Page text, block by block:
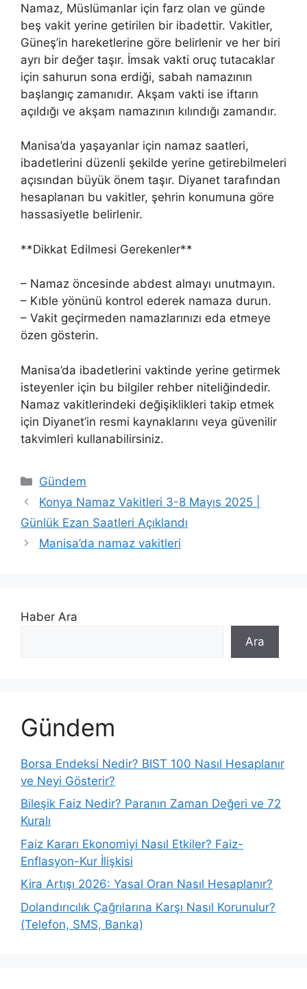
Namaz, Müslümanlar için farz olan ve günde
beş vakit yerine getirilen bir ibadettir. Vakitler,
Güneş’in hareketlerine göre belirlenir ve her biri
ayrı bir değer taşır. İmsak vakti oruç tutacaklar
için sahurun sona erdiği, sabah namazının
başlangıç zamanıdır. Akşam vakti ise iftarın
açıldığı ve akşam namazının kılındığı zamandır.
Manisa’da yaşayanlar için namaz saatleri,
ibadetlerini düzenli şekilde yerine getirebilmeleri
açısından büyük önem taşır. Diyanet tarafından
hesaplanan bu vakitler, şehrin konumuna göre
hassasiyetle belirlenir.
**Dikkat Edilmesi Gerekenler**
– Namaz öncesinde abdest almayı unutmayın.
– Kıble yönünü kontrol ederek namaza durun.
– Vakit geçirmeden namazlarınızı eda etmeye
özen gösterin.
Manisa’da ibadetlerini vaktinde yerine getirmek
isteyenler için bu bilgiler rehber niteliğindedir.
Namaz vakitlerindeki değişiklikleri takip etmek
için Diyanet’in resmi kaynaklarını veya güvenilir
takvimleri kullanabilirsiniz.
Kategoriler
Gündem
Konya Namaz Vakitleri 3-8 Mayıs 2025 |
Günlük Ezan Saatleri Açıklandı
Manisa’da namaz vakitleri
Haber Ara
Ara
Gündem
Borsa Endeksi Nedir? BIST 100 Nasıl Hesaplanır
ve Neyi Gösterir?
Bileşik Faiz Nedir? Paranın Zaman Değeri ve 72
Kuralı
Faiz Kararı Ekonomiyi Nasıl Etkiler? Faiz-
Enflasyon-Kur İlişkisi
Kira Artışı 2026: Yasal Oran Nasıl Hesaplanır?
Dolandırıcılık Çağrılarına Karşı Nasıl Korunulur?
(Telefon, SMS, Banka)